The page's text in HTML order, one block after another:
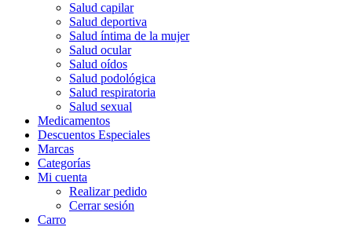
Salud capilar
Salud deportiva
Salud íntima de la mujer
Salud ocular
Salud oídos
Salud podológica
Salud respiratoria
Salud sexual
Medicamentos
Descuentos Especiales
Marcas
Categorías
Mi cuenta
Realizar pedido
Cerrar sesión
Carro